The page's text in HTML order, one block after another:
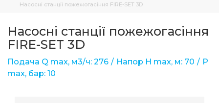
Насосні станції пожежогасіння FIRE-SET 3D
Насосні станції пожежогасіння
FIRE-SET 3D
Подача Q max, м3/ч: 276 Напор Н max, м: 70
Р
max, бар: 10